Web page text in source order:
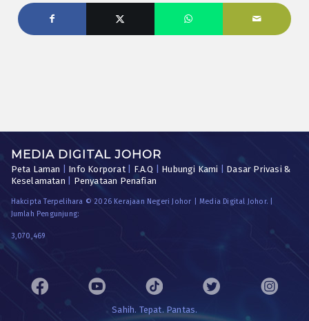
MEDIA DIGITAL JOHOR
Peta Laman Info Korporat| F.A.Q Hubungi Kami
Dasar Privasi &
Keselamatan
Penyataan Penafian
Hakcipta Terpelihara © 2026 Kerajaan Negeri Johor | Media Digital Johor. |
Jumlah Pengunjung:
3,070,469
Sahih. Tepat. Pantas.